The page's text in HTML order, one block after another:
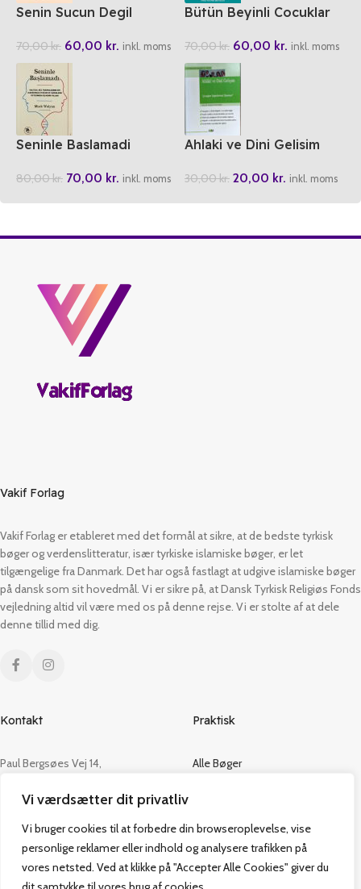
Vi værdsætter dit privatliv
Vi bruger cookies til at forbedre din browseroplevelse, vise
personlige reklamer eller indhold og analysere trafikken på
vores netsted. Ved at klikke på "Accepter Alle Cookies" giver du
Senin Sucun Degil
70,00kr. 60,00 kr. inkl. moms
Bütün Beyinli Cocuklar
70,00kr. 60,00 kr. inkl. moms
Seninle Baslamadi
80,00kr. 70,00 kr. inkl. moms
Ahlaki ve Dini Gelisim
30,00kr. 20,00 kr. inkl. moms
Vakif Forlag
Vakif Forlag er etableret med det formål at sikre, at de bedste tyrkisk
bøger og verdenslitteratur, især tyrkiske islamiske bøger, er let
tilgængelige fra Danmark. Det har også fastlagt at udgive islamiske bøger
på dansk som sit hovedmål. Vi er sikre på, at Dansk Tyrkisk Religiøs Fonds
vejledning altid vil være med os på denne rejse. Vi er stolte af at dele
denne tillid med dig.
Kontakt
Paul Bergsøes Vej 14,
CVR: 42813915
admin@vakifforlag.dk
+45 26 24 2354
Praktisk
Alle Bøger
Kontakt